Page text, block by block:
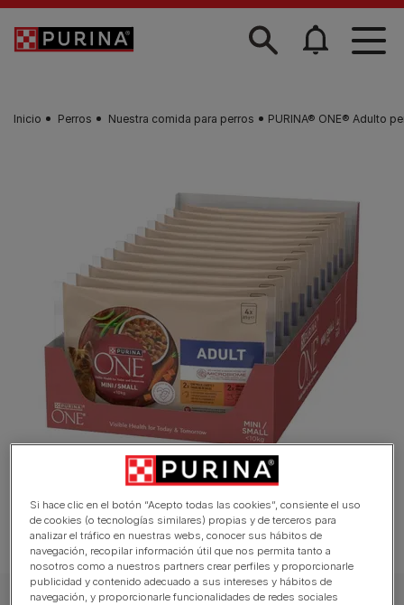
Skip to main content
Inicio Perros Nuestra comida para perros PURINA® ONE® Adulto
Si hace clic en el botón “Acepto todas las cookies”, consiente el uso
de cookies (o tecnologías similares) propias y de terceros para
analizar el tráfico en nuestras webs, conocer sus hábitos de
navegación, recopilar información útil que nos permita tanto a
nosotros como a nuestros partners crear perfiles y proporcionarle
publicidad y contenido adecuado a sus intereses y hábitos de
navegación, y proporcionarle funcionalidades de redes sociales